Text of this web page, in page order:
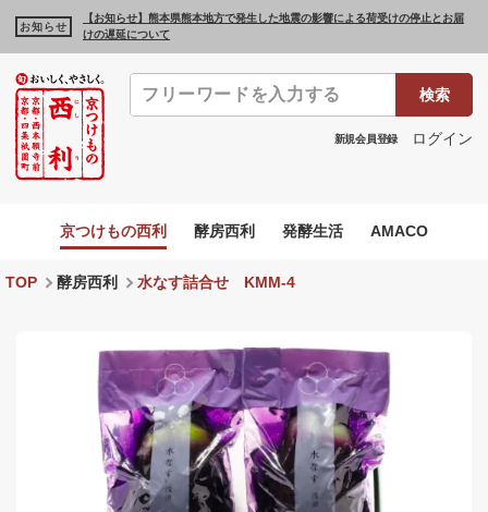
お知らせ
【お知らせ】熊本県熊本地方で発生した地震の影響による荷受けの停止とお届
けの遅延について
検索
新規会員登録 ログイン
京つけもの西利 酵房西利 発酵生活 AMACO
TOP 酵房西利 水なす詰合せ KMM-4